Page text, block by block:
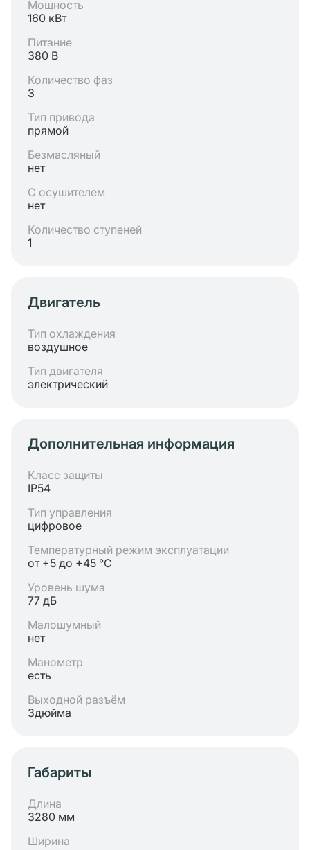
Мощность
160 кВт
Питание
380 В
Количество фаз
3
Тип привода
прямой
Безмасляный
нет
С осушителем
нет
Количество ступеней
1
Двигатель
Тип охлаждения
воздушное
Тип двигателя
электрический
Дополнительная информация
Класс защиты
IP54
Тип управления
цифровое
Температурный режим эксплуатации
от +5 до +45 °C
Уровень шума
77 дБ
Малошумный
нет
Манометр
есть
Выходной разъём
3дюйма
Габариты
Длина
3280 мм
Ширина